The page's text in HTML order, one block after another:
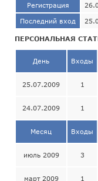
Регистрация
Последний вход
ПЕРСОНАЛЬНАЯ
День Входы
25.07.2009 1
24.07.2009 1
Месяц Входы
июль 2009 3
март 2009 1